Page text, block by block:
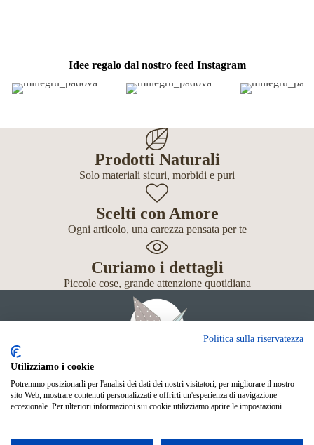
Idee regalo dal nostro feed Instagram
Prodotti Naturali
Solo materiali sicuri, morbidi e puri
Scelti con Amore
Ogni articolo, una carezza pensata per te
Curiamo i dettagli
Piccole cose, grande attenzione quotidiana
Giochi
Neonato
Shop Online
Politica sulla riservatezza
Utilizziamo i cookie
Potremmo posizionarli per l'analisi dei dati dei nostri visitatori, per migliorare il nostro
sito Web, mostrare contenuti personalizzati e offrirti un'esperienza di navigazione
eccezionale. Per ulteriori informazioni sui cookie utilizziamo aprire le impostazioni.